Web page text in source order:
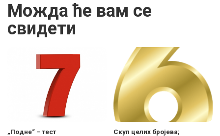
Можда ће вам се
свидети
„Подне“ – тест
Скуп целих бројева;